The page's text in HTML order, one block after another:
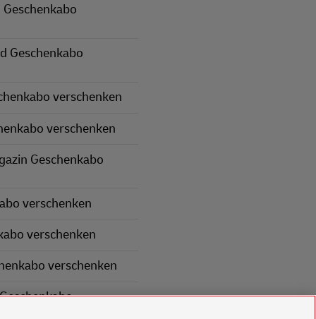
Geschenkabo
verschenken
verschenken
Geschenkabo
verschenken
verschenken
verschenken